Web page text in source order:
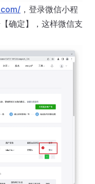
，登录微信小程
确定】，这样微信支